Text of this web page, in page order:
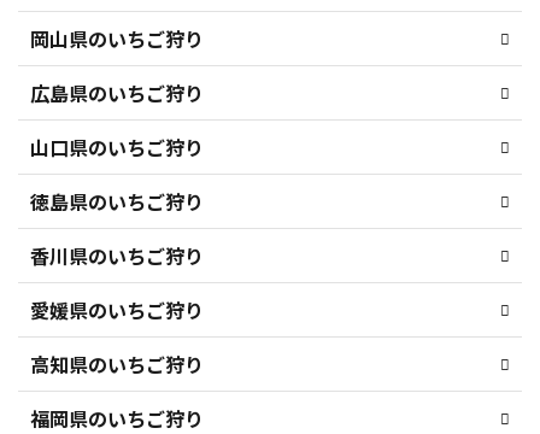
岡山県のいちご狩り
広島県のいちご狩り
山口県のいちご狩り
徳島県のいちご狩り
香川県のいちご狩り
愛媛県のいちご狩り
高知県のいちご狩り
福岡県のいちご狩り